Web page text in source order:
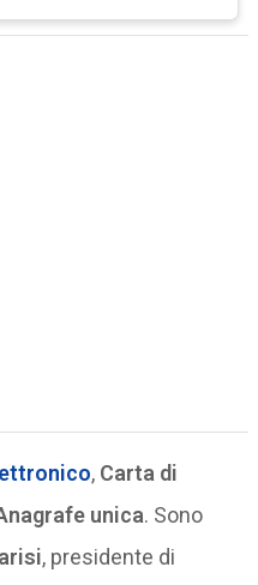
, Carta di
unica. Sono
, presidente di